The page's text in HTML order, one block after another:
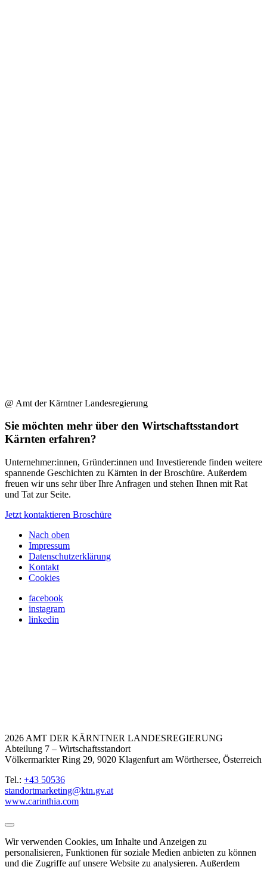
@ Amt der Kärntner Landesregierung
Sie möchten mehr über den Wirtschaftsstandort
Kärnten erfahren?
Unternehmer:innen, Gründer:innen und Investierende finden weitere
spannende Geschichten zu Kärnten in der Broschüre. Außerdem
freuen wir uns sehr über Ihre Anfragen und stehen Ihnen mit Rat
und Tat zur Seite.
Jetzt kontaktieren Broschüre
Nach oben
Impressum
Datenschutzerklärung
Kontakt
Cookies
facebook
instagram
linkedin
2026 AMT DER KÄRNTNER LANDESREGIERUNG
Abteilung 7 – Wirtschaftsstandort
Völkermarkter Ring 29, 9020 Klagenfurt am Wörthersee, Österreich
Tel.: +43 50536
standortmarketing@ktn.gv.at
www.carinthia.com
Wir verwenden Cookies, um Inhalte und Anzeigen zu
personalisieren, Funktionen für soziale Medien anbieten zu können
und die Zugriffe auf unsere Website zu analysieren. Außerdem